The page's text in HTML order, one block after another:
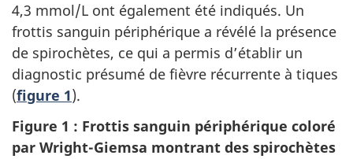
4,3 mmol/L ont également été indiqués. Un
frottis sanguin périphérique a révélé la présence
de spirochètes, ce qui a permis d’établir un
diagnostic présumé de fièvre récurrente à tiques
(figure 1).
Figure 1 : Frottis sanguin périphérique coloré
par Wright-Giemsa montrant des spirochètes